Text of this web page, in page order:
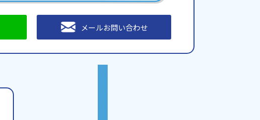
メールお問い合わせ